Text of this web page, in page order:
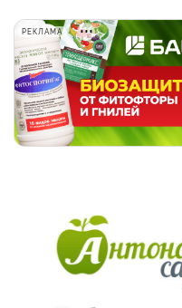
РЕКЛАМА